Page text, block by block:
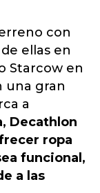
con
ellas en
Starcow en
una gran
a
Decathlon
ropa
funcional,
a las